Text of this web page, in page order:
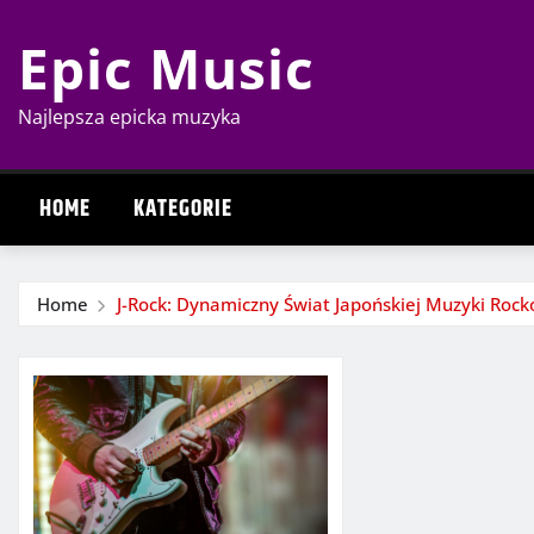
content
Epic Music
Najlepsza epicka muzyka
HOME KATEGORIE
Home J-Rock: Dynamiczny Świat Japońskiej Muzyki